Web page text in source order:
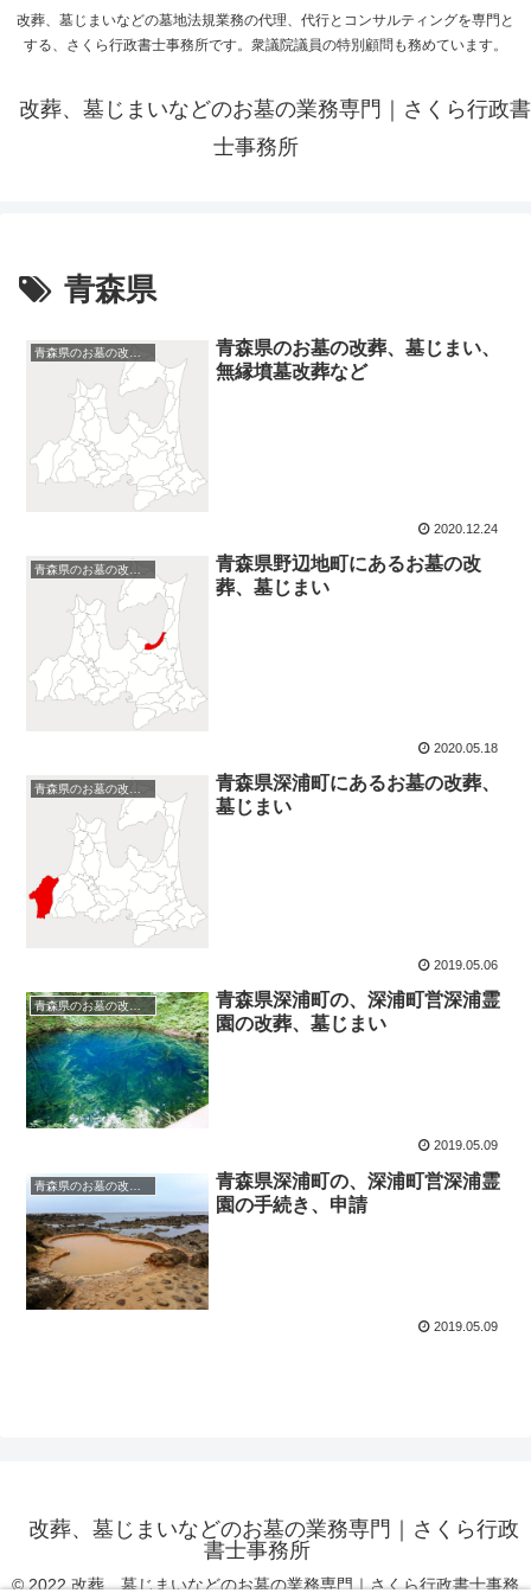
改葬、墓じまいなどの墓地法規業務の代理、代行とコンサルティングを専門と
する、さくら行政書士事務所です。衆議院議員の特別顧問も務めています。
改葬、墓じまいなどのお墓の業務専門｜さくら行政書
士事務所
青森県
青森県のお墓の改葬、墓じまい、
無縁墳墓改葬など
2020.12.24
青森県野辺地町にあるお墓の改
葬、墓じまい
2020.05.18
青森県深浦町にあるお墓の改葬、
墓じまい
2019.05.06
青森県のお墓の改葬、墓じまい
青森県深浦町の、深浦町営深浦霊
園の改葬、墓じまい
2019.05.09
青森県のお墓の改葬、墓じまい
青森県深浦町の、深浦町営深浦霊
園の手続き、申請
2019.05.09
改葬、墓じまいなどのお墓の業務専門｜さくら行政
書士事務所
© 2022 改葬、墓じまいなどのお墓の業務専門｜さくら行政書士事務